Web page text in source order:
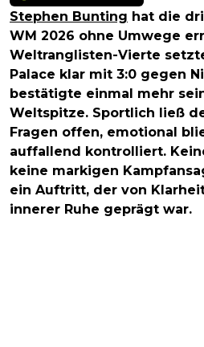
Stephen Bunting hat die
WM 2026 ohne Umwege
Weltranglisten-Vierte
Palace klar mit 3:0 gegen
bestätigte einmal mehr
Weltspitze. Sportlich ließ
Fragen offen, emotional
auffallend kontrolliert.
keine markigen
ein Auftritt, der von
innerer Ruhe geprägt war.